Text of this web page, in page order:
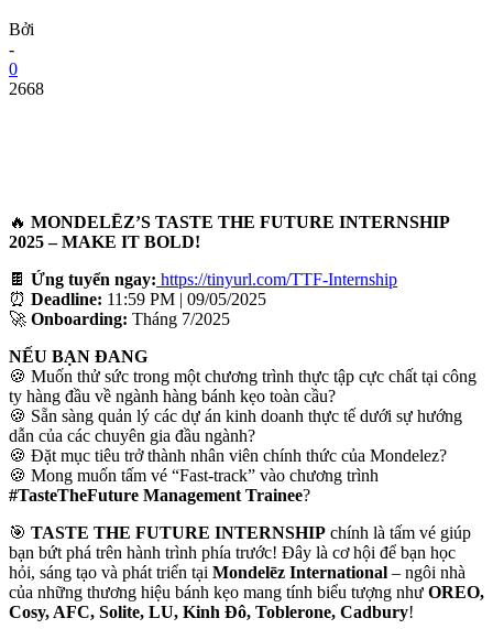
Bởi
-
0
2668
🔥 MONDELĒZ’S TASTE THE FUTURE INTERNSHIP
2025 – MAKE IT BOLD!
🍫 Ứng tuyển ngay: https://tinyurl.com/TTF-Internship
⏰ Deadline: 11:59 PM | 09/05/2025
🚀 Onboarding: Tháng 7/2025
NẾU BẠN ĐANG
🍪 Muốn thử sức trong một chương trình thực tập cực chất tại công
ty hàng đầu về ngành hàng bánh kẹo toàn cầu?
🍪 Sẵn sàng quản lý các dự án kinh doanh thực tế dưới sự hướng
dẫn của các chuyên gia đầu ngành?
🍪 Đặt mục tiêu trở thành nhân viên chính thức của Mondelez?
🍪 Mong muốn tấm vé “Fast-track” vào chương trình
#TasteTheFuture Management Trainee?
🎯 TASTE THE FUTURE INTERNSHIP chính là tấm vé giúp
bạn bứt phá trên hành trình phía trước! Đây là cơ hội để bạn học
hỏi, sáng tạo và phát triển tại Mondelēz International – ngôi nhà
của những thương hiệu bánh kẹo mang tính biểu tượng như OREO,
Cosy, AFC, Solite, LU, Kinh Đô, Toblerone, Cadbury!